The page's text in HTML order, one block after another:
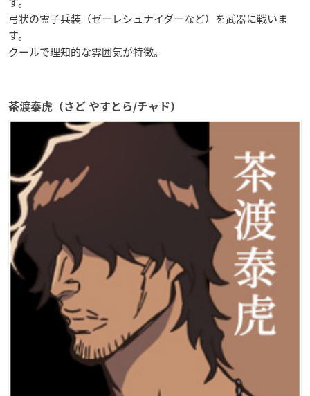
弓状の霊子兵装（ゼーレシュナイダーなど）を武器に戦いま
す。
クールで理知的な雰囲気が特徴。
茶渡泰虎（さど やすとら/チャド）